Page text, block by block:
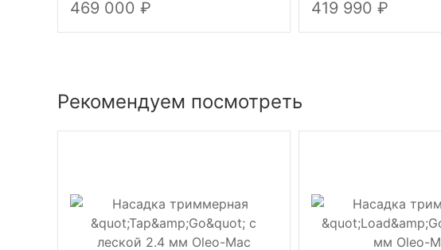
469 000 419 990
Рекомендуем посмотреть